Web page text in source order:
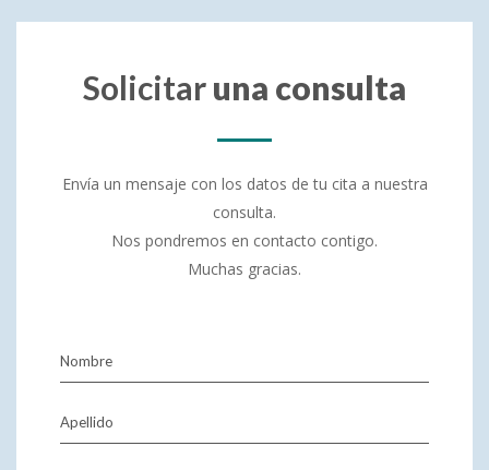
Solicitaruna consulta
Envía un mensaje con los datos de tu cita a nuestra
consulta.
Nos pondremos en contacto contigo.
Muchas gracias.
Nombre
Apellido